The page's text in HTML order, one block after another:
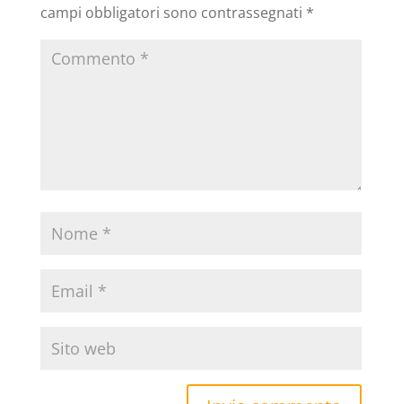
campi obbligatori sono contrassegnati *